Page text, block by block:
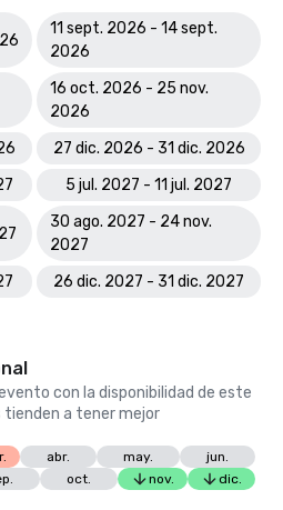
11 sept. 2026 - 14 sept.
2026
16 oct. 2026 - 25 nov.
2026
27 dic. 2026 - 31 dic. 2026
5 jul. 2027 - 11 jul. 2027
30 ago. 2027 - 24 nov.
2027
26 dic. 2027 - 31 dic. 2027
con la disponibilidad de este
tienden a tener mejor
abr. may.
jun.
oct. nov. dic.